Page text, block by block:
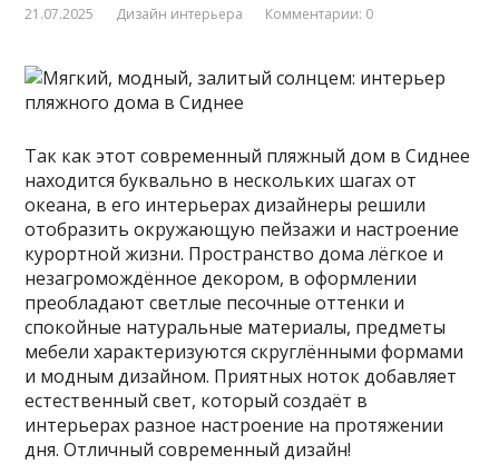
21.07.2025 Дизайн интерьера Комментарии: 0
Так как этот современный пляжный дом в Сиднее
находится буквально в нескольких шагах от
океана, в его интерьерах дизайнеры решили
отобразить окружающую пейзажи и настроение
курортной жизни. Пространство дома лёгкое и
незагромождённое декором, в оформлении
преобладают светлые песочные оттенки и
спокойные натуральные материалы, предметы
мебели характеризуются скруглёнными формами
и модным дизайном. Приятных ноток добавляет
естественный свет, который создаёт в
интерьерах разное настроение на протяжении
дня. Отличный современный дизайн!